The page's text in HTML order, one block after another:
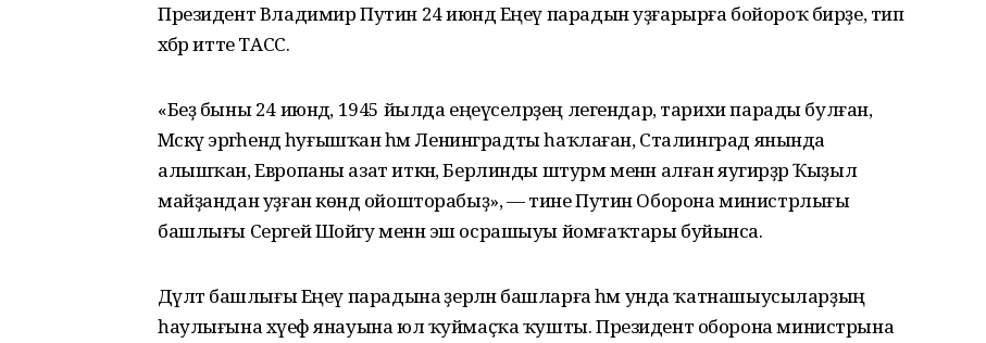
Президент Владимир Путин 24 июндә Еңеү парадын уҙғарырға бойороҡ бирҙе, тип
хәбәр итте ТАСС.
«Беҙ быны 24 июндә, 1945 йылда еңеүселәрҙең легендар, тарихи парады булған,
Мәскәү эргәһендә һуғышҡан һәм Ленинградты һаҡлаған, Сталинград янында
алышҡан, Европаны азат иткән, Берлинды штурм менән алған яугирҙәр Ҡыҙыл
майҙандан уҙған көндә ойошторабыҙ», — тине Путин Оборона министрлығы
башлығы Сергей Шойгу менән эш осрашыуы йомғаҡтары буйынса.
Дәүләт башлығы Еңеү парадына әҙерләнә башларға һәм унда ҡатнашыусыларҙың
һаулығына хәүеф янауына юл ҡуймаҫҡа ҡушты. Президент оборона министрына